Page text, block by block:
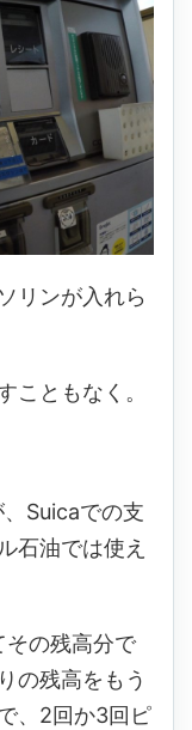
リンが入れら
こともなく。
Suicaでの支
石油では使え
その残高分で
の残高をもう
、2回か3回ピ